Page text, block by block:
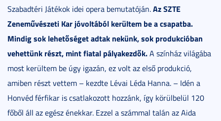
Szabadtéri Játékok idei opera bemutatóján.Az SZTE
Zeneművészeti Kar jóvoltából kerültem be a csapatba.
Mindig sok lehetőséget adtak nekünk, sok produkcióban
vehettünk részt, mint fiatal pályakezdők.A színház világába
most kerültem be úgy igazán, ez volt az első produkció,
amiben részt vettem – kezdte Lévai Léda Hanna. – Idén a
Honvéd férfikar is csatlakozott hozzánk, így körülbelül 120
főből áll az egész énekkar. Ezzel a számmal talán az Aida